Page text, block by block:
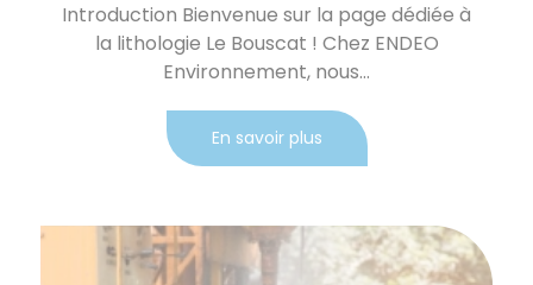
Introduction Bienvenue sur la page dédiée à
la lithologie Le Bouscat ! Chez ENDEO
Environnement, nous...
En savoir plus